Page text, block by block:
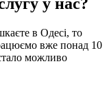
у нас?
в Одесі, то
вже понад 10
можливо